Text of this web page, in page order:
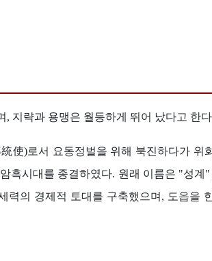
지략과 용맹은 월등하게 뛰어 났다고 한
使)로서 요동정벌을 위해 북진하다가 위
흑시대를 종결하였다. 원래 이름은 "성계
의 경제적 토대를 구축했으며, 도읍을